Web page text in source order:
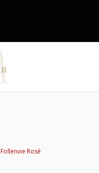
Follenvie Rosé